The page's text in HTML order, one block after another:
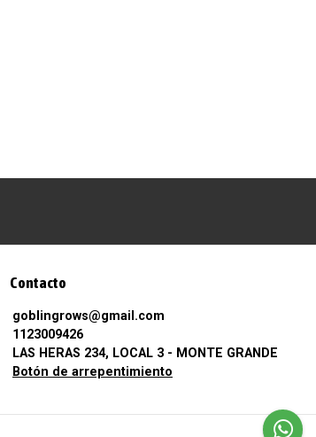
Contacto
goblingrows@gmail.com
1123009426
LAS HERAS 234, LOCAL 3 - MONTE GRANDE
Botón de arrepentimiento